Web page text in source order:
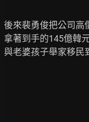
後來裴勇俊把公司高
拿著到手的145億韓
與老婆孩子舉家移民